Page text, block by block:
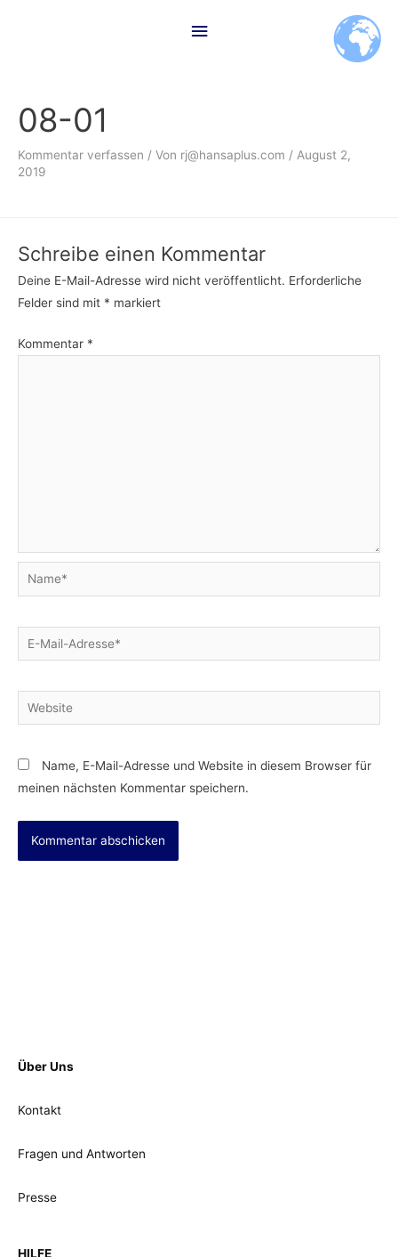
08-01
Kommentar verfassen / Von rj@hansaplus.com / August 2,
2019
Schreibe einen Kommentar
Deine E-Mail-Adresse wird nicht veröffentlicht. Erforderliche
Felder sind mit * markiert
Kommentar *
Name*
E-
Mail-
Website
Name, E-Mail-Adresse und Website in diesem Browser für
meinen nächsten Kommentar speichern.
Über Uns
Kontakt
Fragen und Antworten
Presse
HILFE